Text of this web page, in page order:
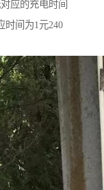
应的充电时间
时间为1元240